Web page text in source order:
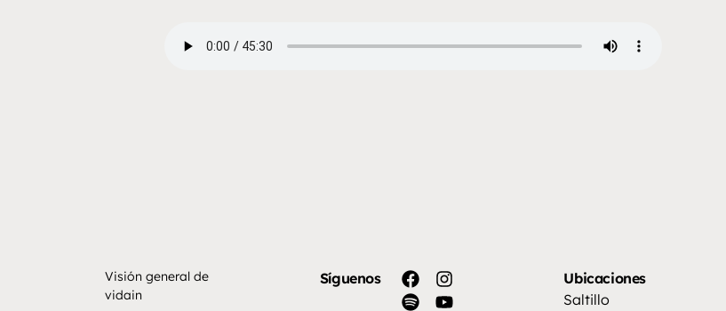
Visión general de
vidain
Síguenos
Ubicaciones
Saltillo